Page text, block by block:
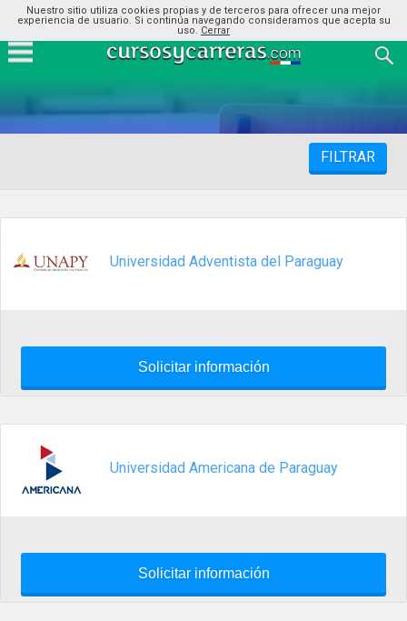
Nuestro sitio utiliza cookies propias y de terceros para ofrecer una mejor
experiencia de usuario. Si continúa navegando consideramos que acepta su
uso. Cerrar
FILTRAR
Universidad Adventista del Paraguay
Solicitar información
Universidad Americana de Paraguay
Solicitar información